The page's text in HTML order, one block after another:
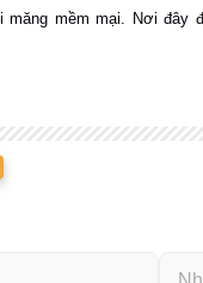
măng mềm mại. Nơi